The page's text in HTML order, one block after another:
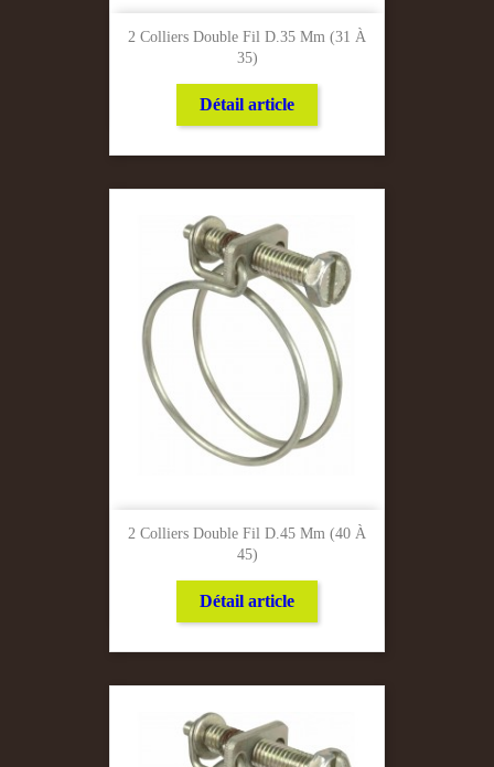
2 Colliers Double Fil D.35 Mm (31 À
35)
Détail article
2 Colliers Double Fil D.45 Mm (40 À
45)
Détail article